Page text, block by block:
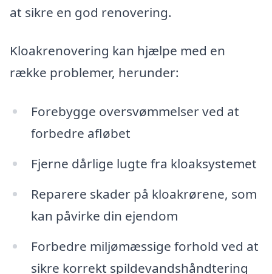
at sikre en god renovering.
Kloakrenovering kan hjælpe med en
række problemer, herunder:
Forebygge oversvømmelser ved at
forbedre afløbet
Fjerne dårlige lugte fra kloaksystemet
Reparere skader på kloakrørene, som
kan påvirke din ejendom
Forbedre miljømæssige forhold ved at
sikre korrekt spildevandshåndtering